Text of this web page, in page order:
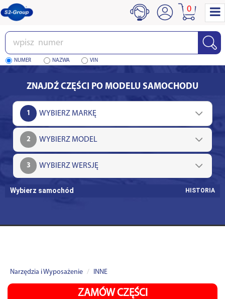
Wpisz
numer
NUMER NAZWA VIN
0
ZNAJDŹ CZĘŚCI PO MODELU SAMOCHODU
1
2
3
Wybierz samochód HISTORIA
Narzędzia i Wyposażenie INNE
ZAMÓW CZĘŚCI